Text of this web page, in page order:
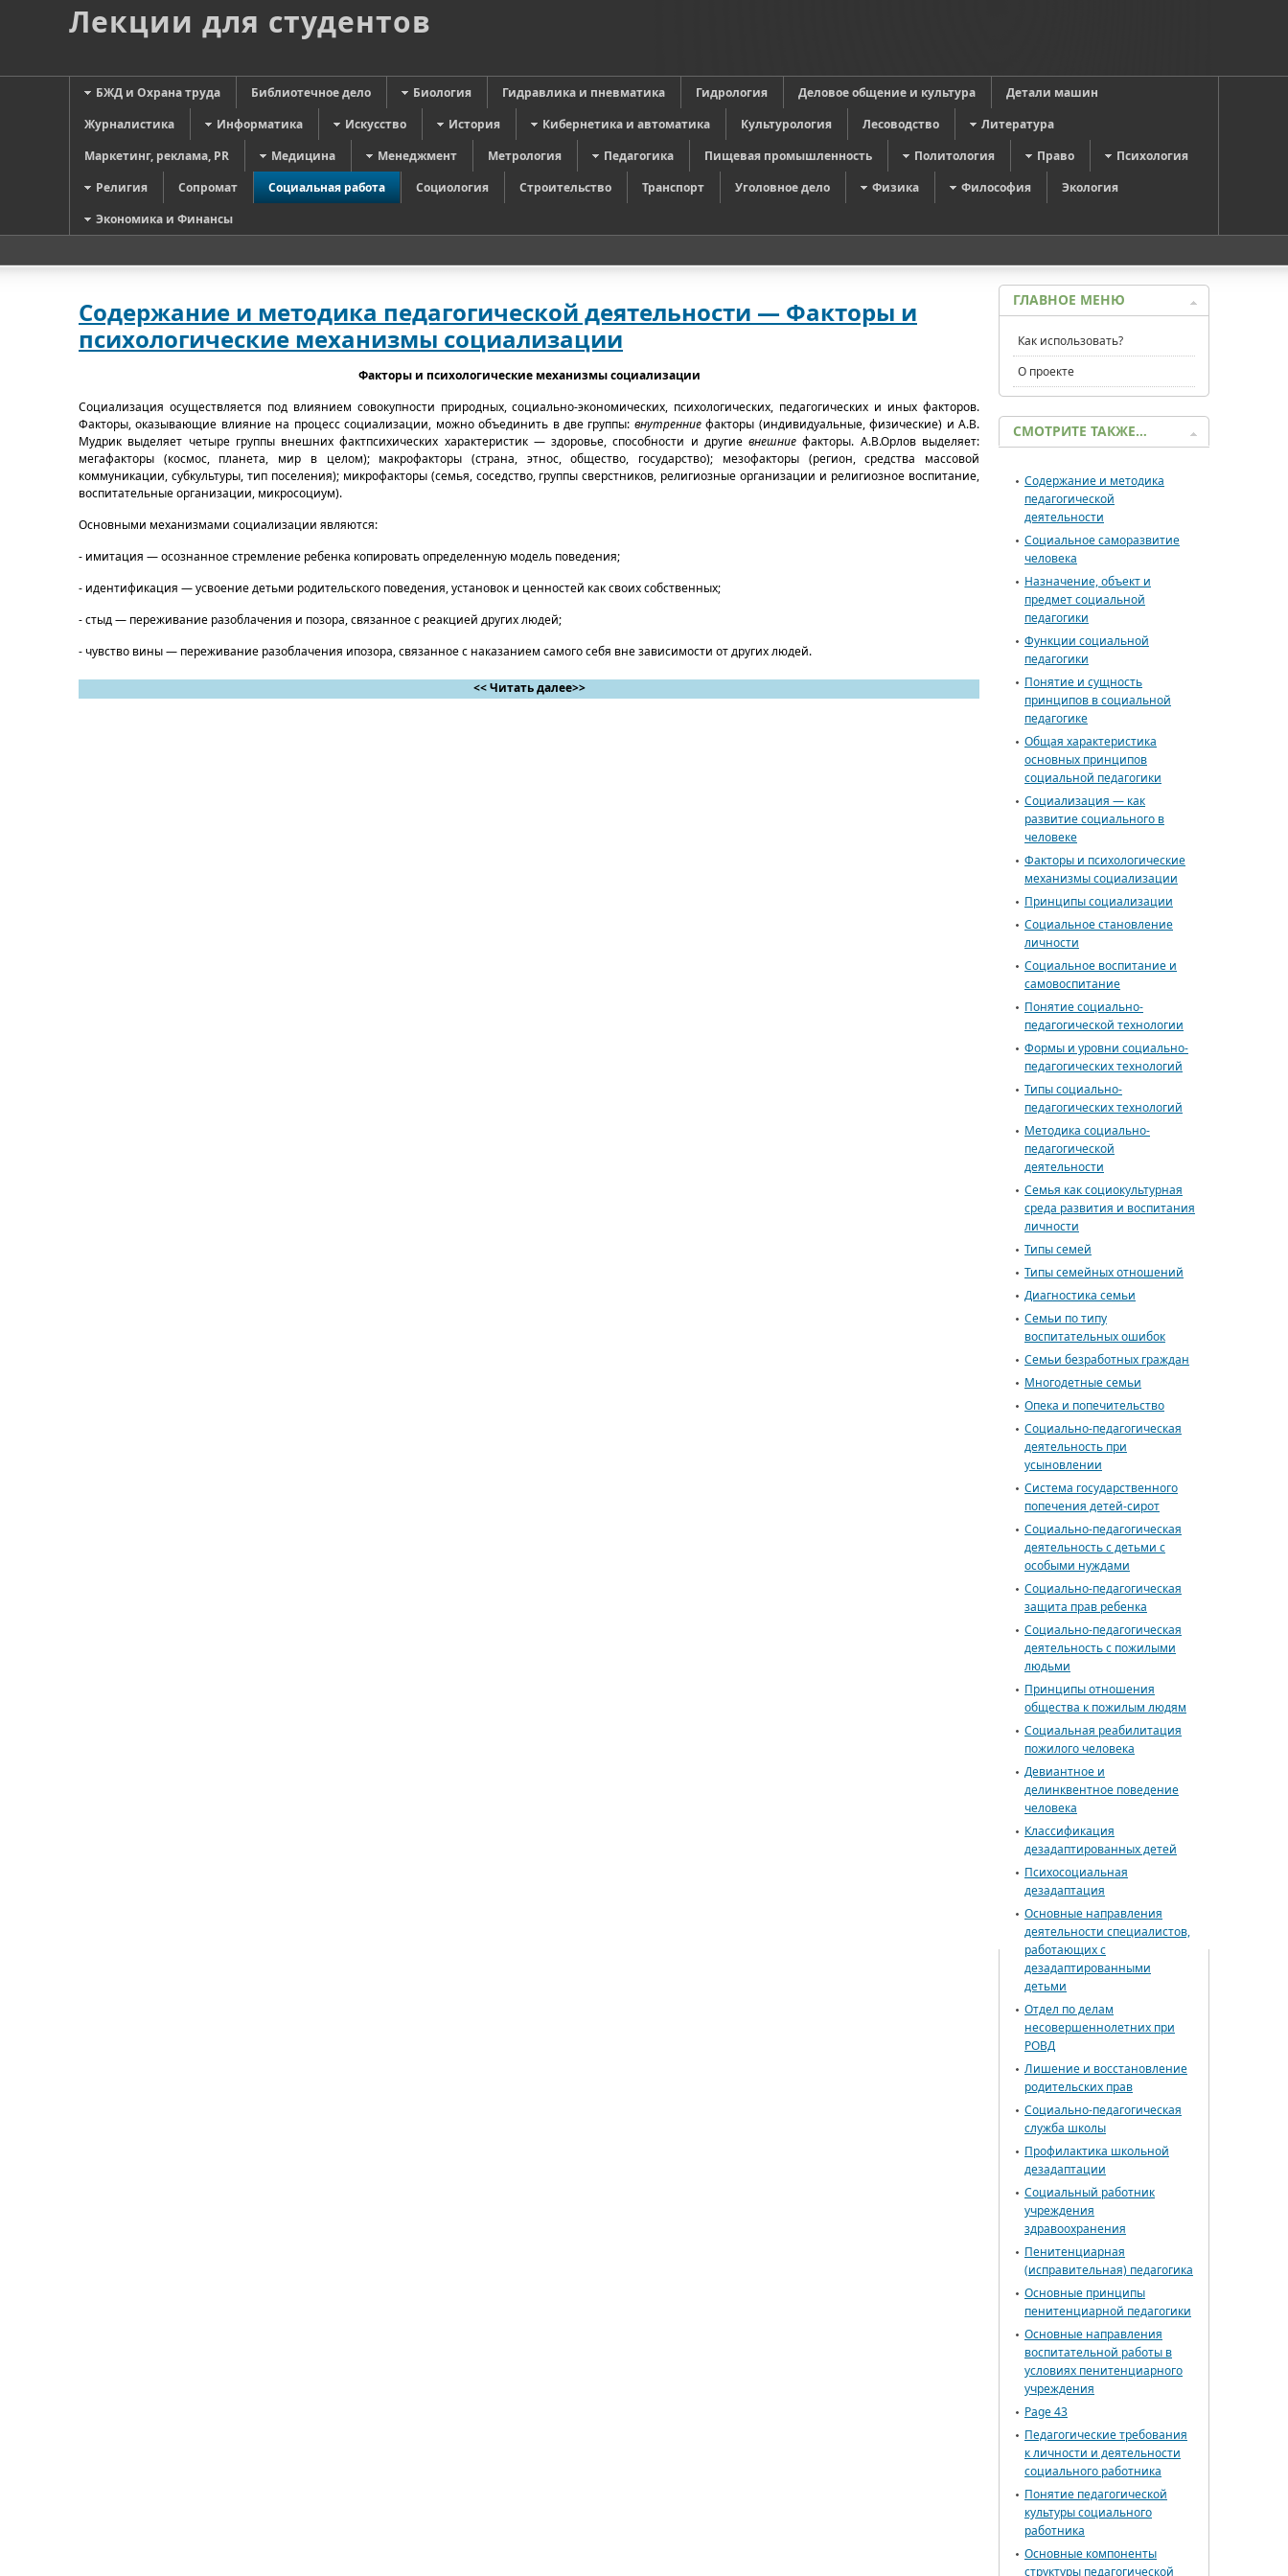
Лекции для студентов
БЖД и Охрана труда Библиотечное дело Биология Гидравлика и пневматика Гидрология Деловое общение и культура
Детали машин
Журналистика
Информатика Искусство История Кибернетика и автоматика Культурология Лесоводство
Литература
Маркетинг, реклама, PR
Медицина Менеджмент Метрология Педагогика Пищевая промышленность Политология Право
Психология
Религия
Сопромат Социальная работа Социология Строительство Транспорт Уголовное дело Физика Философия
Экология
Экономика и Финансы
Содержание и методика педагогической деятельности — Факторы и
психологические механизмы социализации
Факторы и психологические механизмы социализации
Социализация осуществляется под влиянием совокупности природных, социально-экономических, психологических, педагогических и иных факторов.
Факторы, оказывающие влияние на процесс социализации, можно объединить в две группы: внутренниефакторы (индивидуальные, физические) и А.В.
Мудрик выделяет четыре группы внешних фактпсихических характеристик — здоровье, способности и другиевнешниефакторы. А.В.Орлов выделяет:
мегафакторы (космос, планета, мир в целом); макрофакторы (страна, этнос, общество, государство); мезофакторы (регион, средства массовой
коммуникации, субкультуры, тип поселения); микрофакторы (семья, соседство, группы сверстников, религиозные организации и религиозное воспитание,
воспитательные организации, микросоциум).
Основными механизмами социализации являются:
- имитация — осознанное стремление ребенка копировать определенную модель поведения;
- идентификация — усвоение детьми родительского поведения, установок и ценностей как своих собственных;
- стыд — переживание разоблачения и позора, связанное с реакцией других людей;
- чувство вины — переживание разоблачения ипозора, связанное с наказанием самого себя вне зависимости от других людей.
<< Читать далее>>
ГЛАВНОЕ МЕНЮ
Как использовать?
О проекте
СМОТРИТЕ ТАКЖЕ…
Содержание и методика
педагогической
деятельности
Социальное саморазвитие
человека
Назначение, объект и
предмет социальной
педагогики
Функции социальной
педагогики
Понятие и сущность
принципов в социальной
педагогике
Общая характеристика
основных принципов
социальной педагогики
Социализация — как
развитие социального в
человеке
Факторы и психологические
механизмы социализации
Принципы социализации
Социальное становление
личности
Социальное воспитание и
самовоспитание
Понятие социально-
педагогической технологии
Формы и уровни социально-
педагогических технологий
Типы социально-
педагогических технологий
Методика социально-
педагогической
деятельности
Семья как социокультурная
среда развития и воспитания
личности
Типы семей
Типы семейных отношений
Диагностика семьи
Cемьи по типу
воспитательных ошибок
Семьи безработных граждан
Многодетные семьи
Опека и попечительство
Социально-педагогическая
деятельность при
усыновлении
Система государственного
попечения детей-сирот
Социально-педагогическая
деятельность с детьми с
особыми нуждами
Социально-педагогическая
защита прав ребенка
Социально-педагогическая
деятельность с пожилыми
людьми
Принципы отношения
общества к пожилым людям
Социальная реабилитация
пожилого человека
Девиантное и
делинквентное поведение
человека
Классификация
дезадаптированных детей
Психосоциальная
дезадаптация
Основные направления
деятельности специалистов,
работающих с
дезадаптированными
детьми
Отдел по делам
несовершеннолетних при
РОВД
Лишение и восстановление
родительских прав
Социально-педагогическая
служба школы
Профилактика школьной
дезадаптации
Социальный работник
учреждения
здравоохранения
Пенитенциарная
(исправительная) педагогика
Основные принципы
пенитенциарной педагогики
Основные направления
воспитательной работы в
условиях пенитенциарного
учреждения
Page 43
Педагогические требования
к личности и деятельности
социального работника
Понятие педагогической
культуры социального
работника
Основные компоненты
структуры педагогической